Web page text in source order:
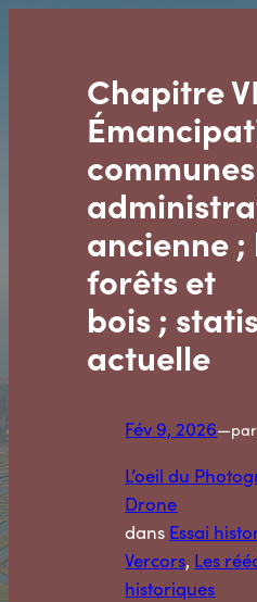
Chapitre
ancienne ;
forêts et
bois ;
actuelle
Fév 9, 2026—par
L’oeil du
Drone
dans Essai
Vercors, Les
historiques